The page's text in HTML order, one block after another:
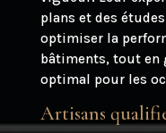
plans et des
optimiser la
bâtiments, tout en
optimal pour les
Artisans